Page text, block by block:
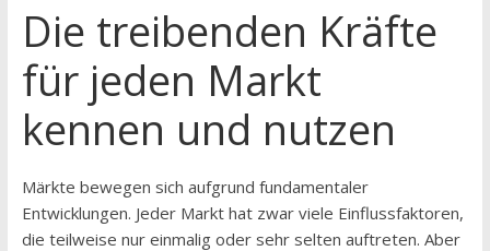
Die treibenden Kräfte
für jeden Markt
kennen und nutzen
Märkte bewegen sich aufgrund fundamentaler
Entwicklungen. Jeder Markt hat zwar viele Einflussfaktoren,
die teilweise nur einmalig oder sehr selten auftreten. Aber